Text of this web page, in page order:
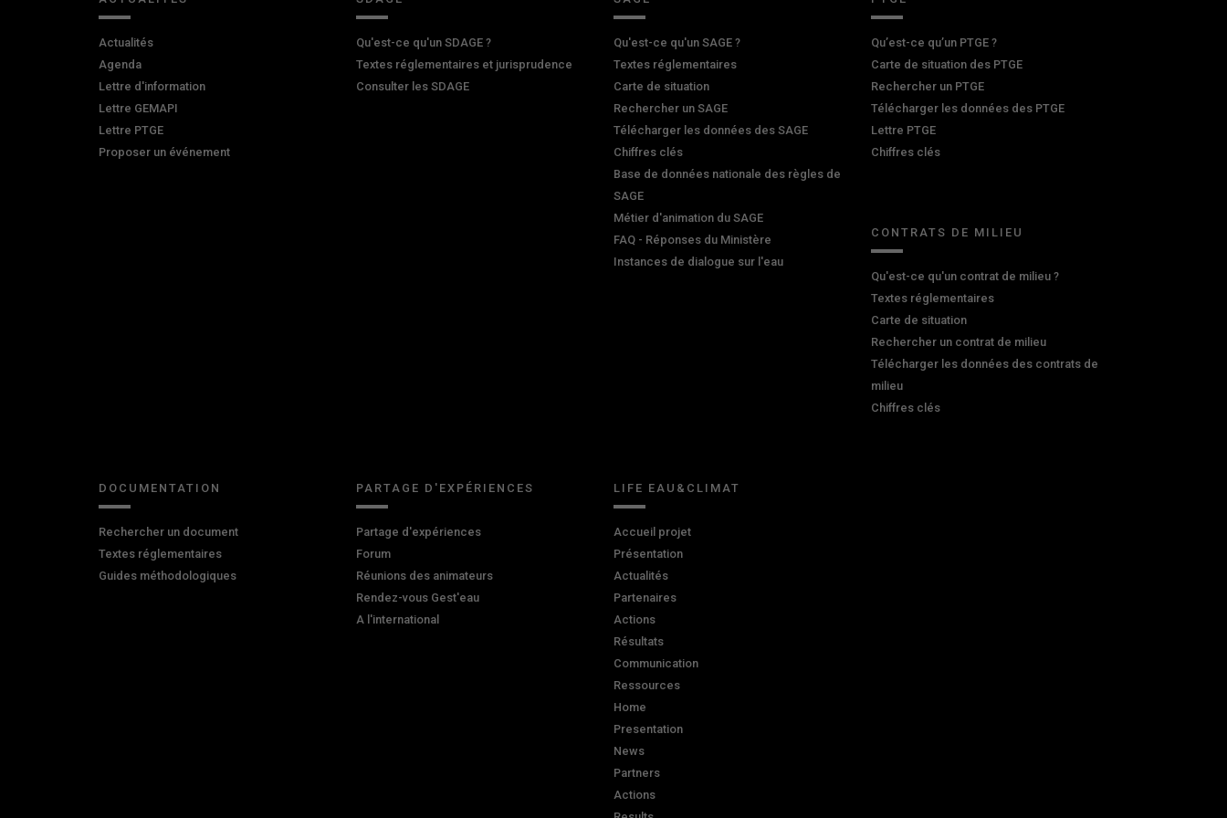
Actualités
Agenda
Lettre d'information
Lettre GEMAPI
Lettre PTGE
Proposer un événement
Qu'est-ce qu'un SDAGE ?
Textes réglementaires et jurisprudence
Consulter les SDAGE
Qu'est-ce qu'un SAGE ?
Textes réglementaires
Carte de situation
Rechercher un SAGE
Télécharger les données des SAGE
Chiffres clés
Base de données nationale des règles de
SAGE
Métier d'animation du SAGE
FAQ - Réponses du Ministère
Instances de dialogue sur l'eau
Qu’est-ce qu’un PTGE ?
Carte de situation des PTGE
Rechercher un PTGE
Télécharger les données des PTGE
Lettre PTGE
Chiffres clés
CONTRATS DE MILIEU
Qu'est-ce qu'un contrat de milieu ?
Textes réglementaires
Carte de situation
Rechercher un contrat de milieu
Télécharger les données des contrats de
milieu
Chiffres clés
DOCUMENTATION
Rechercher un document
Textes réglementaires
Guides méthodologiques
PARTAGE D'EXPÉRIENCES
Partage d'expériences
Forum
Réunions des animateurs
Rendez-vous Gest'eau
A l'international
LIFE EAU&CLIMAT
Accueil projet
Présentation
Actualités
Partenaires
Actions
Résultats
Communication
Ressources
Home
Presentation
News
Partners
Actions